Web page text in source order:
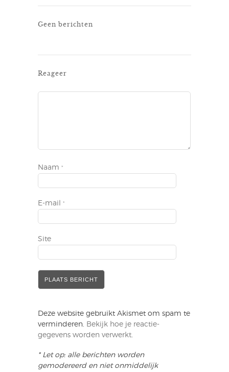
Geen berichten
Reageer
Naam *
E-mail *
Site
Deze website gebruikt Akismet om spam te
verminderen.
Bekijk hoe je reactie-
gegevens worden verwerkt
* Let op: alle berichten worden
gemodereerd en niet onmiddelijk